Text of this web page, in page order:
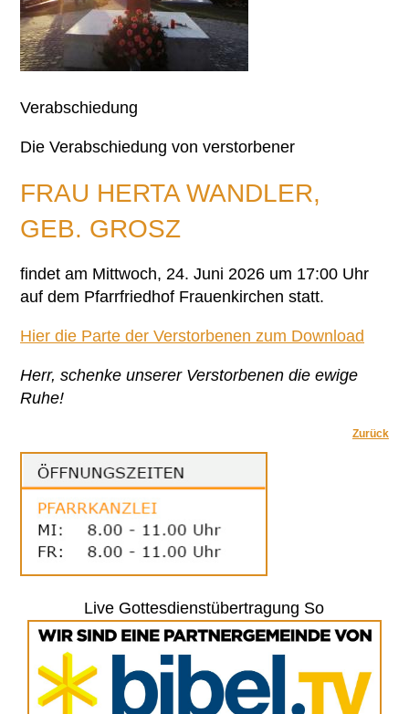
Verabschiedung
Die Verabschiedung von verstorbener
FRAU HERTA WANDLER,
GEB. GROSZ
findet am Mittwoch, 24. Juni 2026 um 17:00 Uhr
auf dem Pfarrfriedhof Frauenkirchen statt.
Hier die Parte der Verstorbenen zum Download
Herr, schenke unserer Verstorbenen dieewige
Ruhe!
Zurück
Live Gottesdienstübertragung So